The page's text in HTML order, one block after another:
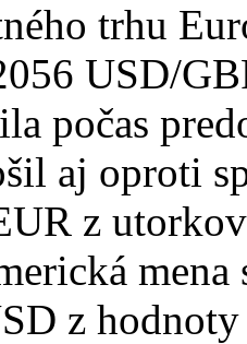
trhu
USD/
počas
aj oproti
z
z